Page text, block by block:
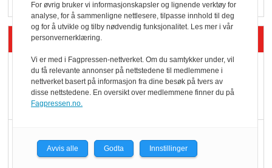
Siste artikler - Økologisk
Kolonihagens norske
yoghurt: Trues av
Marit Kolby vant
Økologisk Norge sin
For øvrig bruker vi informasjonskapsler og lignende verktøy for
analyse, for å sammenligne nettlesere, tilpasse innhold til deg
og for å utvikle og tilby nødvendig funksjonalitet. Les mer i vår
personvernerklæring.
Vi er med i Fagpressen-nettverket. Om du samtykker under, vil
du få relevante annonser på nettstedene til medlemmene i
nettverket basert på informasjon fra dine besøk på tvers av
disse nettstedene. En oversikt over medlemmene finner du på
Fagpressen.no.
Avvis alle Godta Innstillinger